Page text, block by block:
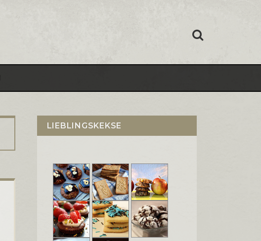
LIEBLINGSKEKSE